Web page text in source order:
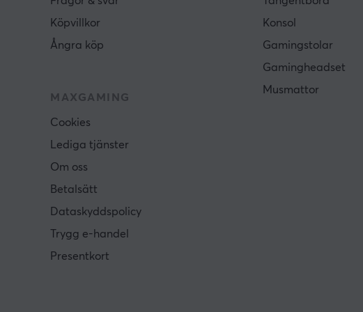
Köpvillkor
Ångra köp
MAXGAMING
Cookies
Lediga tjänster
Om oss
Betalsätt
Dataskyddspolicy
Trygg e-handel
Presentkort
Konsol
Gamingstolar
Gamingheadset
Musmattor